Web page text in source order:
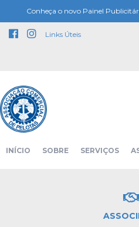
Conheça o novo Painel
Links Úteis
INÍCIO SOBRE SERVIÇOS
NOTÍCIAS